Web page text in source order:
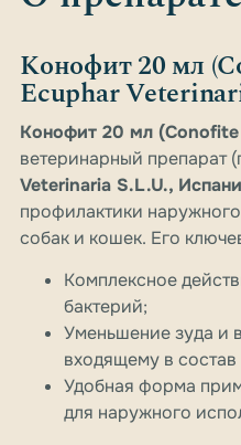
Конофит 20 мл
Ecuphar
Конофит 20 мл
ветеринарный препарат
Veterinaria S.L.U.,
профилактики
собак и кошек. Его
Комплексное
бактерий;
Уменьшение зуда и
входящему в
Удобная форма
для наружного